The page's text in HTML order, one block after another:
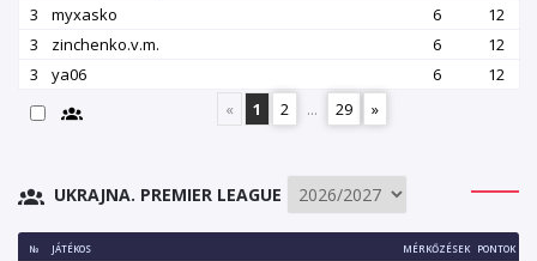
3
myxasko 6
12
3
zinchenko.v.m. 6
12
3
ya06 6
12
«
1 2 ... 29 »
UKRAJNA. PREMIER LEAGUE
№ JÁTÉKOS MÉRKŐZÉSEK PONTOK